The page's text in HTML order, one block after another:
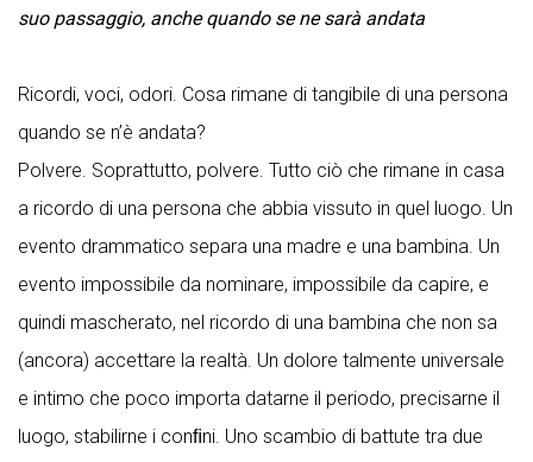
suo passaggio, anche quando se ne sarà andata
Ricordi, voci, odori. Cosa rimane di tangibile di una persona
quando se n’è andata?
Polvere. Soprattutto, polvere. Tutto ciò che rimane in casa
a ricordo di una persona che abbia vissuto in quel luogo. Un
evento drammatico separa una madre e una bambina. Un
evento impossibile da nominare, impossibile da capire, e
quindi mascherato, nel ricordo di una bambina che non sa
(ancora) accettare la realtà. Un dolore talmente universale
e intimo che poco importa datarne il periodo, precisarne il
luogo, stabilirne i conﬁni. Uno scambio di battute tra due